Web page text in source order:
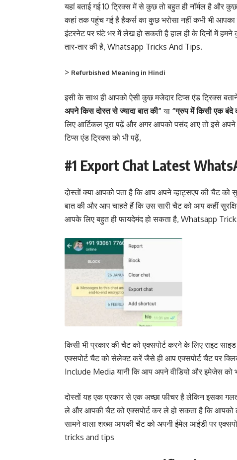
यहां बताई गई 10 ट्रिक्स में से कुछ तो बहुत ही नॉर्मल है और
कहां तक पहुंच गई है हैकर्स का कुछ भरोसा नहीं कभी भी
इंटरनेट पर घंटे भर में लेख हो सकती है हाल ही के दिनों में
तार-तार की है, Whatsapp Tricks And Tips.
> Refurbished Meaning in Hindi
इसी के साथ ही आपको ऐसी कुछ मजेदार टिप्स एंड ट्रिक्स
अपने किस दोस्त से ज्यादा बात की” या “ग्रुप में किसी एक बंदे
लिए आर्टिकल पूरा पढ़ें और अगर आपको पसंद आए तो इसे
टिप्स एंड ट्रिक्स को भी पढ़ें,
#1 Export Chat Latest
दोस्तों क्या आपको पता है कि आप अपने व्हाट्सएप की चैट
बात की और आप चाहते हैं कि उस सारी चैट को आप कहीं
आपके लिए बहुत ही फायदेमंद हो सकता है, Whatsapp
किसी भी प्रकार की चैट को एक्सपोर्ट करने के लिए राइट
एक्सपोर्ट चैट को सेलेक्ट करें जैसे ही आप एक्सपोर्ट चैट पर
Include Media यानी कि आप अपने वीडियो और इमेजेस को
दोस्तों यह एक प्रकार से एक अच्छा फीचर है लेकिन इसका
ले और आपकी चैट को एक्सपोर्ट कर ले हो सकता है कि आपको
सामने वाला शख्स आपकी चैट को अपनी ईमेल आईडी पर
tricks and tips